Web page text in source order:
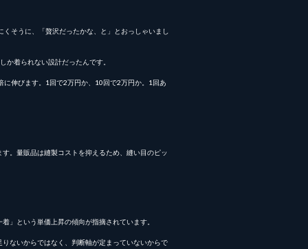
そうに、「贅沢だったかな、と」とおっしゃいまし
着られない設計だったんです。
伸びます。1回で2万円か、10回で2万円か。1回あ
す。量販品は縫製コストを抑えるため、縫い目のピッ
」という単価上昇の傾向が指摘されています。
ないからではなく、判断軸が定まっていないからで